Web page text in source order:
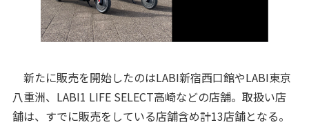
新たに販売を開始したのはLABI新宿西口館やLABI東京
八重洲、LABI1 LIFE SELECT高崎などの店舗。取扱い店
舗は、すでに販売をしている店舗含め計13店舗となる。